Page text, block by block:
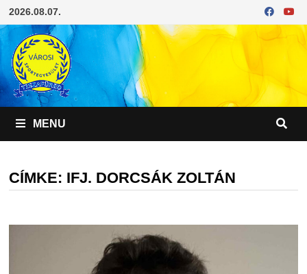
Skip
to
content
2026.08.07.
MENU
CÍMKE: IFJ. DORCSÁK ZOLTÁN